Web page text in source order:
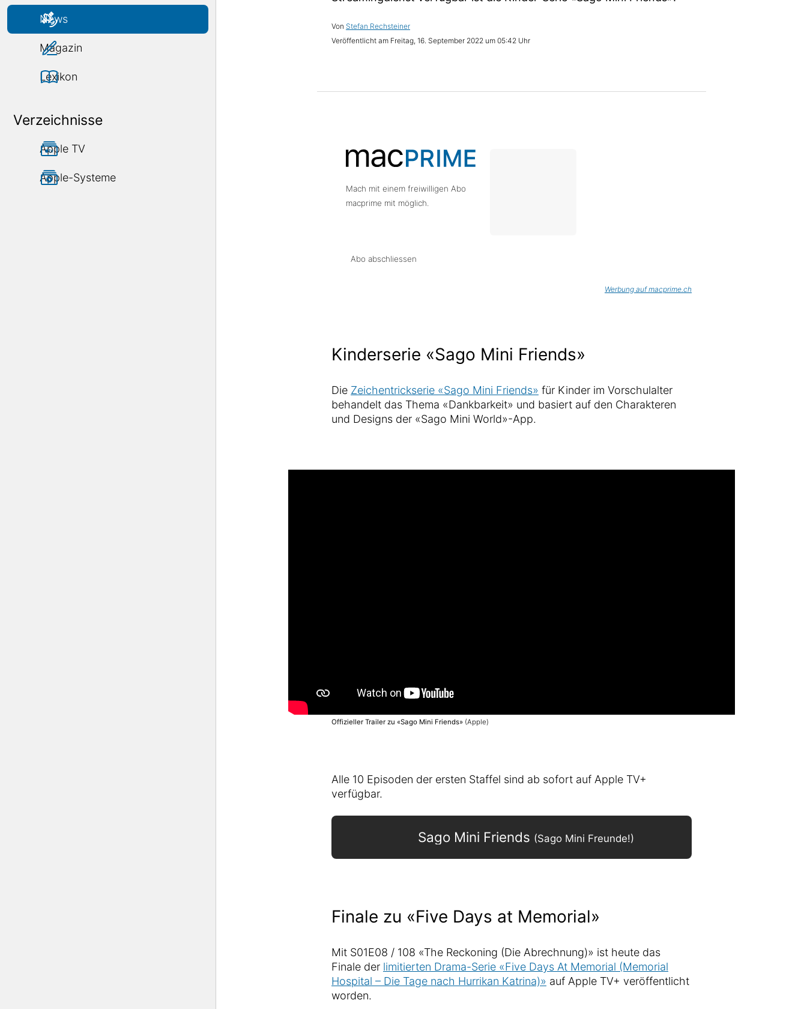
News
Magazin
Lexikon
Verzeichnisse
Apple TV
Apple-Systeme
Stefan Rechsteiner
Freitag, 16. September 2022 um 05:42 Uhr
Mach mit einem freiwilligen Abo
macprime mit möglich.
Abo abschliessen
Werbung auf macprime.ch
Kinderserie «Sago Mini Friends»
Die Zeichentrickserie «Sago Mini Friends» für Kinder im Vorschulalter
behandelt das Thema «Dankbarkeit» und basiert auf den Charakteren
und Designs der «Sago Mini World»-App.
Offizieller Trailer zu «Sago Mini Friends» (Apple)
Alle 10 Episoden der ersten Staffel sind ab sofort auf Apple TV+
verfügbar.
Sago Mini Friends (Sago Mini Freunde!)
Finale zu «Five Days at Memorial»
Mit S01E08 / 108 «The Reckoning (Die Abrechnung)» ist heute das
Finale der limitierten Drama-Serie «Five Days At Memorial (Memorial
Hospital – Die Tage nach Hurrikan Katrina)» auf Apple TV+ veröffentlicht
worden.